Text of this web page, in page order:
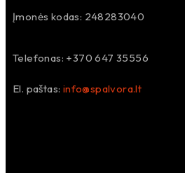
Įmonės kodas: 248283040
Telefonas: +370 647 35556
El. paštas: info@spalvora.lt